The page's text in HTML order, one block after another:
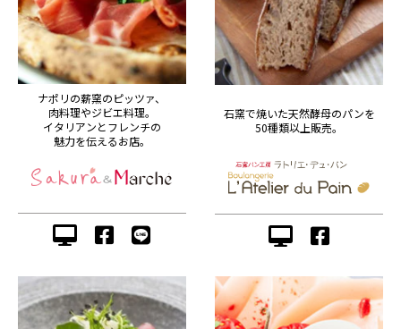
ナポリの薪窯のピッツァ、
肉料理やジビエ料理。
イタリアンとフレンチの
魅力を伝えるお店。
石窯で焼いた天然酵母のパンを
50種類以上販売。